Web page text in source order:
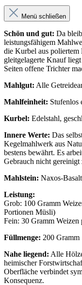
Menü schließen
Schön und gut: Da
leistungsfähigem
die Kurbel aus poliertem
gleitgelagerte Knauf
Seiten offene Trichter
Mahlgut: Alle
Mahlfeinheit: Stufenlos
Kurbel: Edelstahl,
Innere Werte: Das
Kegelmahlwerk aus
bestens bewährt. Es
Gebrauch nicht gereinigt
Mahlstein: Naxos-
Leistung:
Grob: 100 Gramm
Portionen Müsli)
Fein: 30 Gramm Weizen
Füllmenge: 200 Gramm
Nahe liegend: Alle
heimischer
Oberfläche verbindet
Konsequenz.